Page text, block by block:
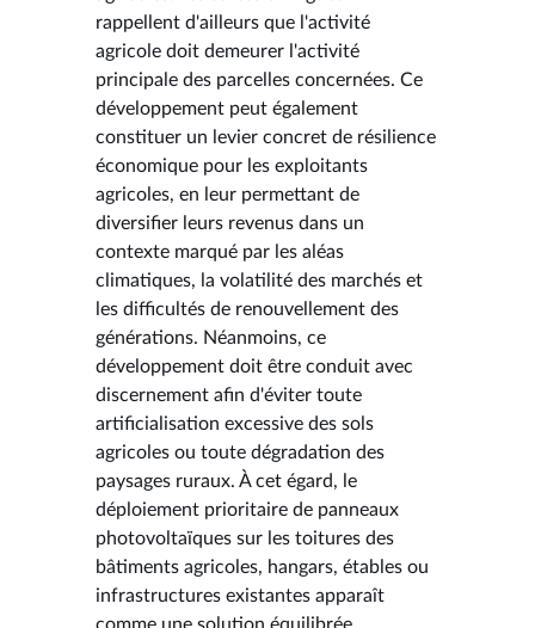
rappellent d'ailleurs que l'activité
agricole doit demeurer l'activité
principale des parcelles concernées. Ce
développement peut également
constituer un levier concret de résilience
économique pour les exploitants
agricoles, en leur permettant de
diversifier leurs revenus dans un
contexte marqué par les aléas
climatiques, la volatilité des marchés et
les difficultés de renouvellement des
générations. Néanmoins, ce
développement doit être conduit avec
discernement afin d'éviter toute
artificialisation excessive des sols
agricoles ou toute dégradation des
paysages ruraux. À cet égard, le
déploiement prioritaire de panneaux
photovoltaïques sur les toitures des
bâtiments agricoles, hangars, étables ou
infrastructures existantes apparaît
comme une solution équilibrée,